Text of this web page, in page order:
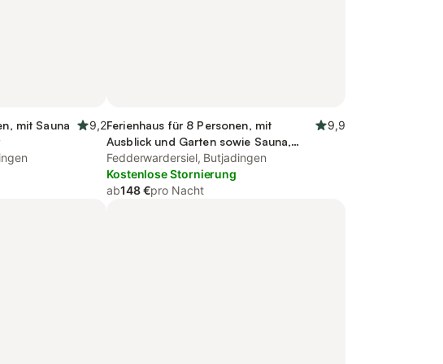
mit Sauna
9,2Ferienhaus für 8 Personen, mit
Ausblick und Garten sowie Sauna,
kinderfreundlich
9,9
Fedderwardersiel, Butjadingen
Kostenlose Stornierung
ab148 €pro Nacht